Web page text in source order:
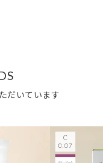
だいています